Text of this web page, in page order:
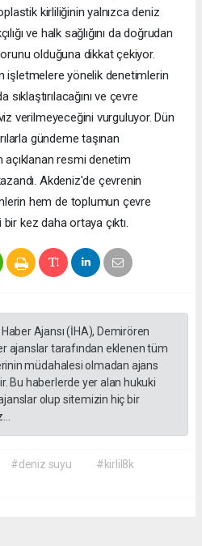
kirliliğinin yalnızca deniz
ve halk sağlığını da doğrudan
olduğuna dikkat çekiyor.
işletmelere yönelik denetimlerin
ve çevre
verilmeyeceğini vurguluyor. Dün
gündeme taşınan
resmi denetim
Akdeniz'de çevrenin
hem de toplumun çevre
bir kez daha ortaya çıktı.
Ajansı (İHA), Demirören
ajanslar tarafından eklenen tüm
müdahalesi olmadan ajans
Bu haberlerde yer alan hukuki
olup sitemizin hiç bir
#deniz suyu
#kirlil8k